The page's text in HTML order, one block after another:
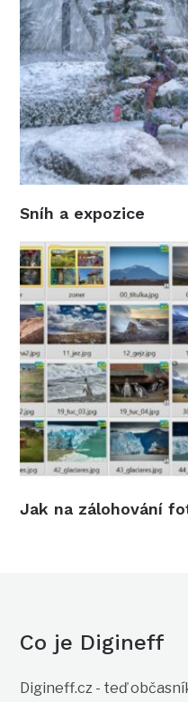
Sníh a expozice
Jak na zálohování
Co je Digineff
Digineff.cz - teď